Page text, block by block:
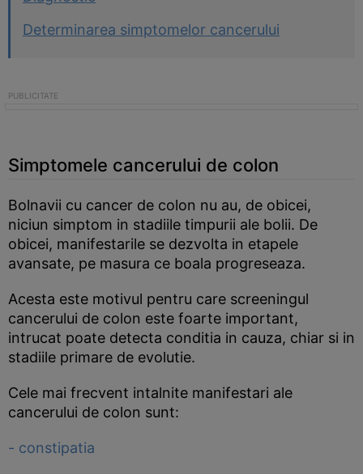
Determinarea simptomelor cancerului
Simptomele cancerului de colon
Bolnavii cu cancer de colon nu au, de obicei,
niciun simptom in stadiile timpurii ale bolii. De
obicei, manifestarile se dezvolta in etapele
avansate, pe masura ce boala progreseaza.
Acesta este motivul pentru care screeningul
cancerului de colon este foarte important,
intrucat poate detecta conditia in cauza, chiar si in
stadiile primare de evolutie.
Cele mai frecvent intalnite manifestari ale
cancerului de colon sunt:
- constipatia